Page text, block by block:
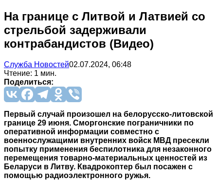
На границе с Литвой и Латвией со
стрельбой задерживали
контрабандистов (Видео)
Служба Новостей02.07.2024, 06:48
Чтение: 1 мин.
Поделиться:
Первый случай произошел на белорусско-литовской
границе 29 июня. Сморгонские пограничники по
оперативной информации совместно с
военнослужащими внутренних войск МВД пресекли
попытку применения беспилотника для незаконного
перемещения товарно-материальных ценностей из
Беларуси в Литву. Квадрокоптер был посажен с
помощью радиоэлектронного ружья.